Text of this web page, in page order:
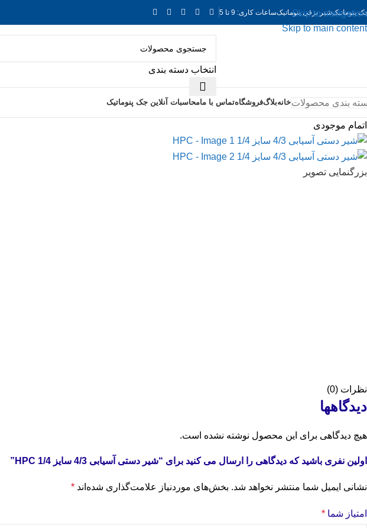
Skip to navigation
Skip to main content
پنوماتیکشیر برقی پنوماتیکساعات کاری: 9 تا 5
انتخاب دسته بندی
بندی محصولاتخانهبلاگفروشگاهتماس با مامحاسبات آنلاین جک پنوماتیک
اتمام موجودی
بزرگنمایی تصویر
نظرات (0)
دیدگاهها
هیچ دیدگاهی برای این محصول نوشته نشده است.
اولین نفری باشید که دیدگاهی را ارسال می کنید برای “شیر دستی آسیابی 4/3 سایز 1/4 HPC”
نشانی ایمیل شما منتشر نخواهد شد. بخش‌های موردنیاز علامت‌گذاری شده‌اند *
امتیاز شما *